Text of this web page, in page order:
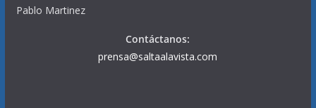
Pablo Martinez
Contáctanos:
prensa@saltaalavista.com